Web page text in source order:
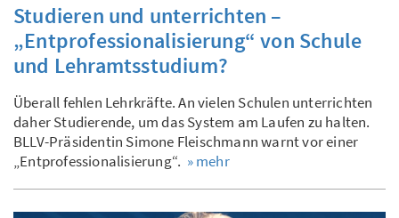
Studieren und unterrichten –
„Entprofessionalisierung“ von Schule
und Lehramtsstudium?
Überall fehlen Lehrkräfte. An vielen Schulen unterrichten
daher Studierende, um das System am Laufen zu halten.
BLLV-Präsidentin Simone Fleischmann warnt vor einer
„Entprofessionalisierung“. » mehr